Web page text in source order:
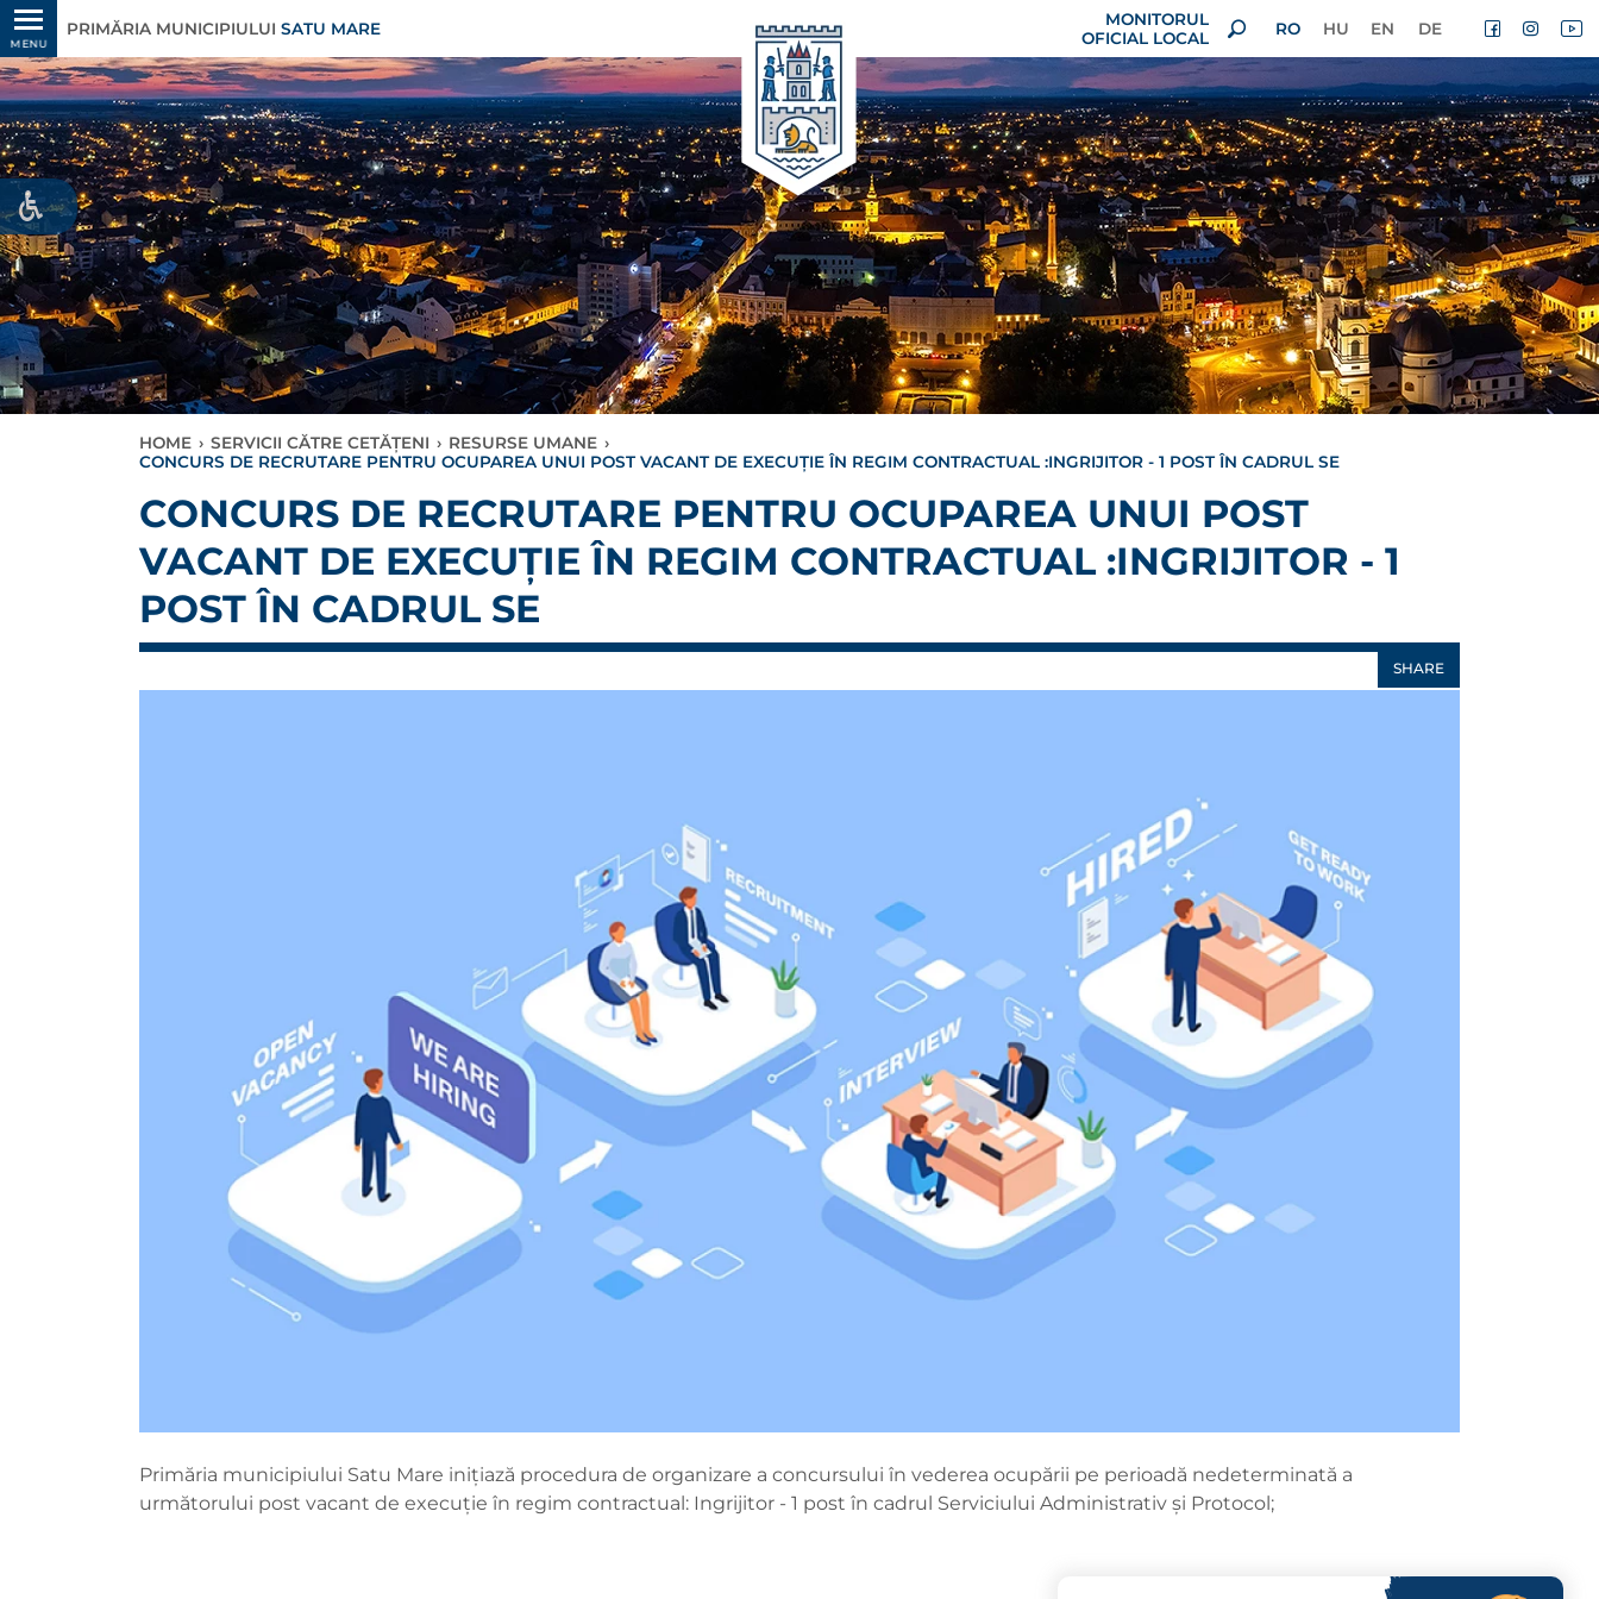
MENU
PRIMĂRIA MUNICIPIULUI SATU MARE
MONITORUL
OFICIAL LOCAL
RO HU EN DE
HOME › SERVICII CĂTRE CETĂȚENI › RESURSE UMANE ›
CONCURS DE RECRUTARE PENTRU OCUPAREA UNUI POST VACANT DE EXECUȚIE ÎN REGIM CONTRACTUAL :INGRIJITOR - 1 POST ÎN CADRUL SE
CONCURS DE RECRUTARE PENTRU OCUPAREA UNUI POST
VACANT DE EXECUȚIE ÎN REGIM CONTRACTUAL :INGRIJITOR - 1
POST ÎN CADRUL SE
SHARE
Primăria municipiului Satu Mare iniţiază procedura de organizare a concursului în vederea ocupării pe perioadă nedeterminată a
următorului post vacant de execuție în regim contractual: Ingrijitor - 1 post în cadrul Serviciului Administrativ şi Protocol;